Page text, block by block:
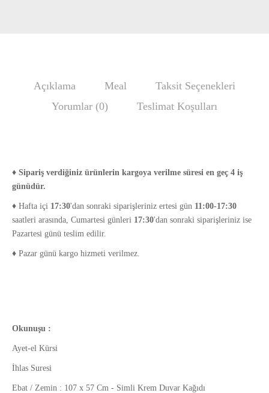
Açıklama Meal
Taksit Seçenekleri
Yorumlar (0)
Teslimat Koşulları
♦ Sipariş verdiğiniz ürünlerin kargoya verilme süresi en geç 4 iş
günüdür.
♦ Hafta içi 17:30'dan sonraki siparişleriniz ertesi gün 11:00-17:30
saatleri arasında, Cumartesi günleri 17:30'dan sonraki siparişleriniz ise
Pazartesi günü teslim edilir.
♦ Pazar günü kargo hizmeti verilmez.
Okunuşu :
Ayet-el Kürsi
İhlas Suresi
Ebat / Zemin : 107 x 57 Cm - Simli Krem Duvar Kağıdı